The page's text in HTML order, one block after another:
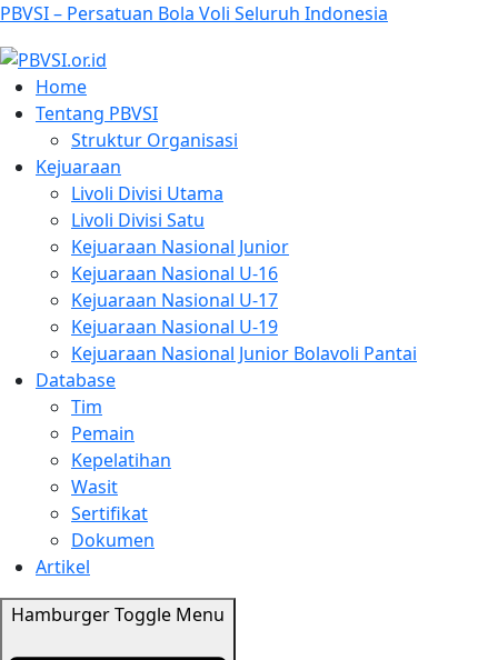
PBVSI – Persatuan Bola Voli Seluruh Indonesia
Home
Tentang PBVSI
Struktur Organisasi
Kejuaraan
Livoli Divisi Utama
Livoli Divisi Satu
Kejuaraan Nasional Junior
Kejuaraan Nasional U-16
Kejuaraan Nasional U-17
Kejuaraan Nasional U-19
Kejuaraan Nasional Junior Bolavoli Pantai
Database
Tim
Pemain
Kepelatihan
Wasit
Sertifikat
Dokumen
Artikel
Hamburger Toggle Menu